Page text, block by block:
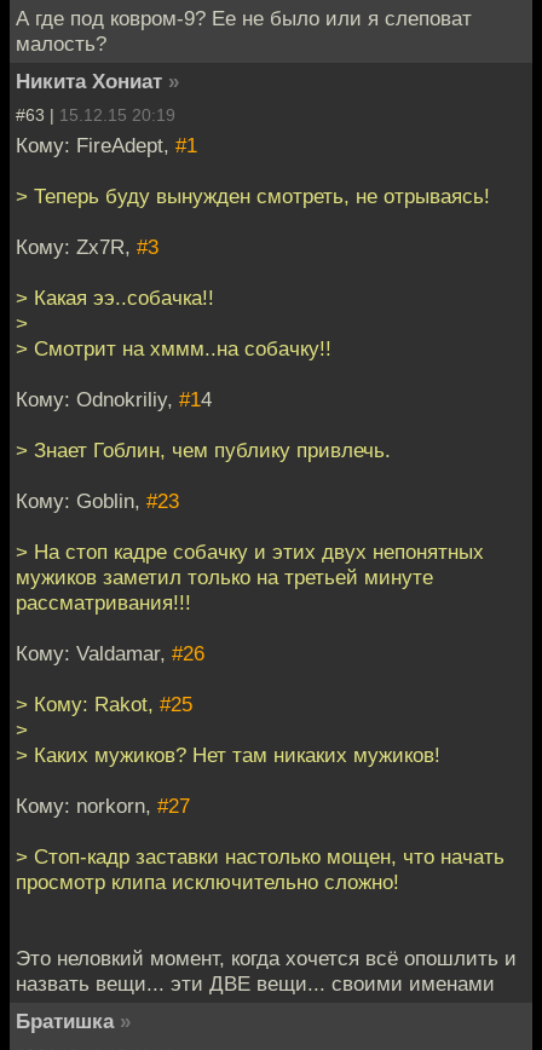
А где под ковром-9? Ее не было или я слеповат
малость?
Никита Хониат »
#63 | 15.12.15 20:19
Кому: FireAdept, #1
> Теперь буду вынужден смотреть, не отрываясь!
Кому: Zx7R, #3
> Какая ээ..собачка!!
>
> Смотрит на хммм..на собачку!!
Кому: Odnokriliy, #14
> Знает Гоблин, чем публику привлечь.
Кому: Goblin, #23
> На стоп кадре собачку и этих двух непонятных
мужиков заметил только на третьей минуте
рассматривания!!!
Кому: Valdamar, #26
> Кому: Rakot, #25
>
> Каких мужиков? Нет там никаких мужиков!
Кому: norkorn, #27
> Стоп-кадр заставки настолько мощен, что начать
просмотр клипа исключительно сложно!
Это неловкий момент, когда хочется всё опошлить и
назвать вещи... эти ДВЕ вещи... своими именами
Братишка »